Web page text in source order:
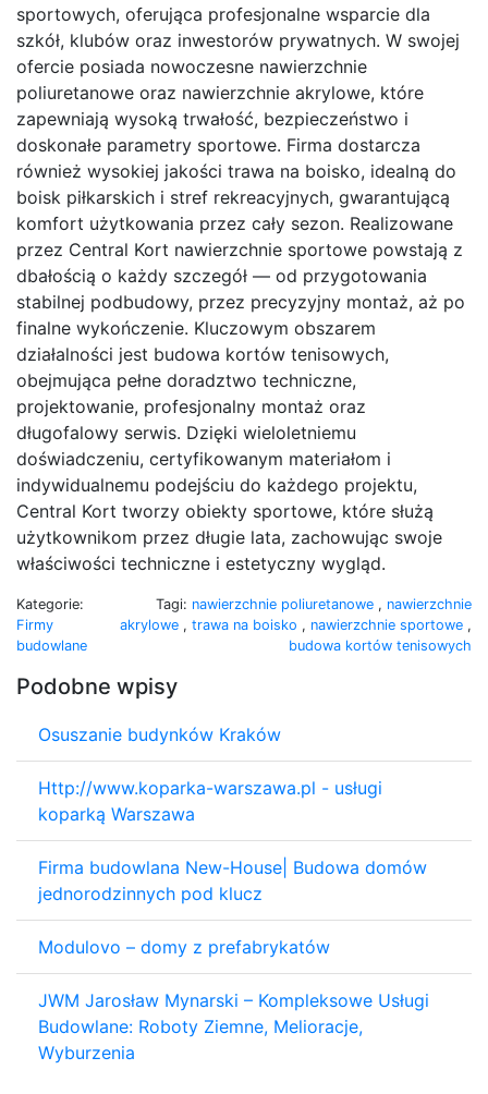
sportowych, oferująca profesjonalne wsparcie dla
szkół, klubów oraz inwestorów prywatnych. W swojej
ofercie posiada nowoczesne nawierzchnie
poliuretanowe oraz nawierzchnie akrylowe, które
zapewniają wysoką trwałość, bezpieczeństwo i
doskonałe parametry sportowe. Firma dostarcza
również wysokiej jakości trawa na boisko, idealną do
boisk piłkarskich i stref rekreacyjnych, gwarantującą
komfort użytkowania przez cały sezon. Realizowane
przez Central Kort nawierzchnie sportowe powstają z
dbałością o każdy szczegół — od przygotowania
stabilnej podbudowy, przez precyzyjny montaż, aż po
finalne wykończenie. Kluczowym obszarem
działalności jest budowa kortów tenisowych,
obejmująca pełne doradztwo techniczne,
projektowanie, profesjonalny montaż oraz
długofalowy serwis. Dzięki wieloletniemu
doświadczeniu, certyfikowanym materiałom i
indywidualnemu podejściu do każdego projektu,
Central Kort tworzy obiekty sportowe, które służą
użytkownikom przez długie lata, zachowując swoje
właściwości techniczne i estetyczny wygląd.
Kategorie:
Firmy
budowlane
Tagi: nawierzchnie poliuretanowe , nawierzchnie
akrylowe , trawa na boisko , nawierzchnie sportowe ,
budowa kortów tenisowych
Podobne wpisy
Osuszanie budynków Kraków
Http://www.koparka-warszawa.pl - usługi
koparką Warszawa
Firma budowlana New-House| Budowa domów
jednorodzinnych pod klucz
Modulovo – domy z prefabrykatów
JWM Jarosław Mynarski – Kompleksowe Usługi
Budowlane: Roboty Ziemne, Melioracje,
Wyburzenia